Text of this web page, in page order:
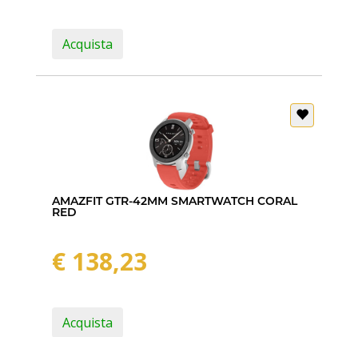
Acquista
AMAZFIT GTR-42MM SMARTWATCH CORAL
RED
€ 138,23
Acquista